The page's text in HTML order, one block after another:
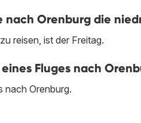
Orenburg die
reisen, ist der Freitag.
Fluges nach
nach Orenburg.